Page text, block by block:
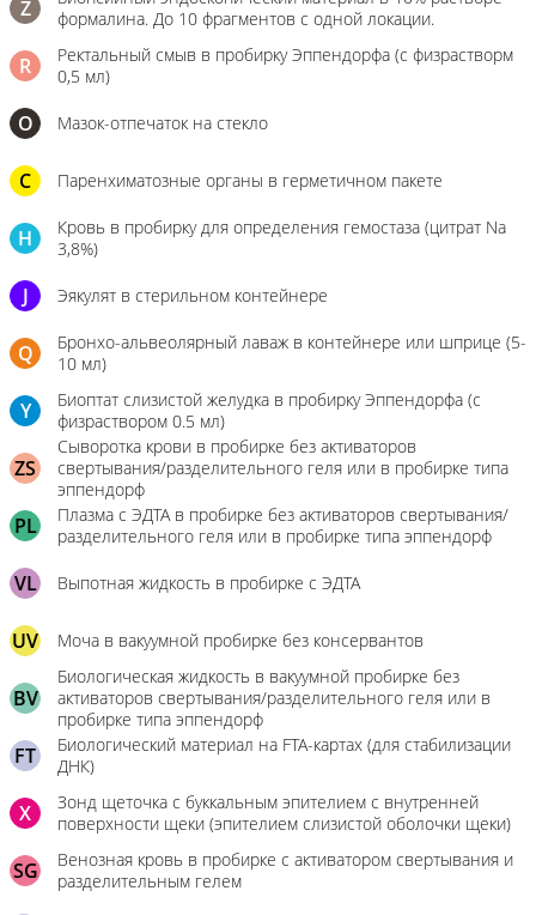
Z
формалина. До 10 фрагментов с одной локации.
R
Ректальный смыв в пробирку Эппендорфа (с физрастворм
0,5 мл)
О Мазок-отпечаток на стекло
C Паренхиматозные органы в герметичном пакете
H
Кровь в пробирку для определения гемостаза (цитрат Na
3,8%)
J Эякулят в стерильном контейнере
Q
Бронхо-альвеолярный лаваж в контейнере или шприце (5-
10 мл)
Y
Биоптат слизистой желудка в пробирку Эппендорфа (с
физраствором 0.5 мл)
ZS
Сыворотка крови в пробирке без активаторов
свертывания/разделительного геля или в пробирке типа
эппендорф
PL
Плазма с ЭДТА в пробирке без активаторов свертывания/
разделительного геля или в пробирке типа эппендорф
VL Выпотная жидкость в пробирке с ЭДТА
UV Моча в вакуумной пробирке без консервантов
BV
Биологическая жидкость в вакуумной пробирке без
активаторов свертывания/разделительного геля или в
пробирке типа эппендорф
FT
Биологический материал на FTA-картах (для стабилизации
ДНК)
X
Зонд щеточка с буккальным эпителием с внутренней
поверхности щеки (эпителием слизистой оболочки щеки)
SG
Венозная кровь в пробирке с активатором свертывания и
разделительным гелем